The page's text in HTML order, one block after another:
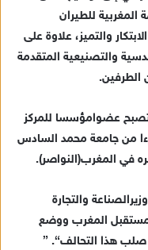
المغربية للطيران
الابتكار والتميز، علاوة على
والتصنيعية المتقدمة
الطرفين.
عضوامؤسسا للمركز
من جامعة محمد السادس
في المغرب(النواصر).
وزيرالصناعة والتجارة
المغرب ووضع
صلب هذا التحالف“. ”